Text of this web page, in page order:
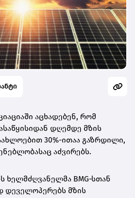
აცხადებენ, რომ
დღემდე მზის
30%-ითაა გაზრდილი,
აძვირებს.
ხელმძღვანელმა BMG‑სთან
დეველოპერებს მზის